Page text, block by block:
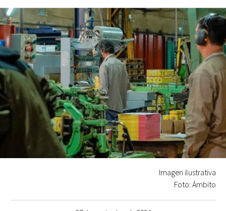
Imagen ilustrativa
Foto: Ámbito